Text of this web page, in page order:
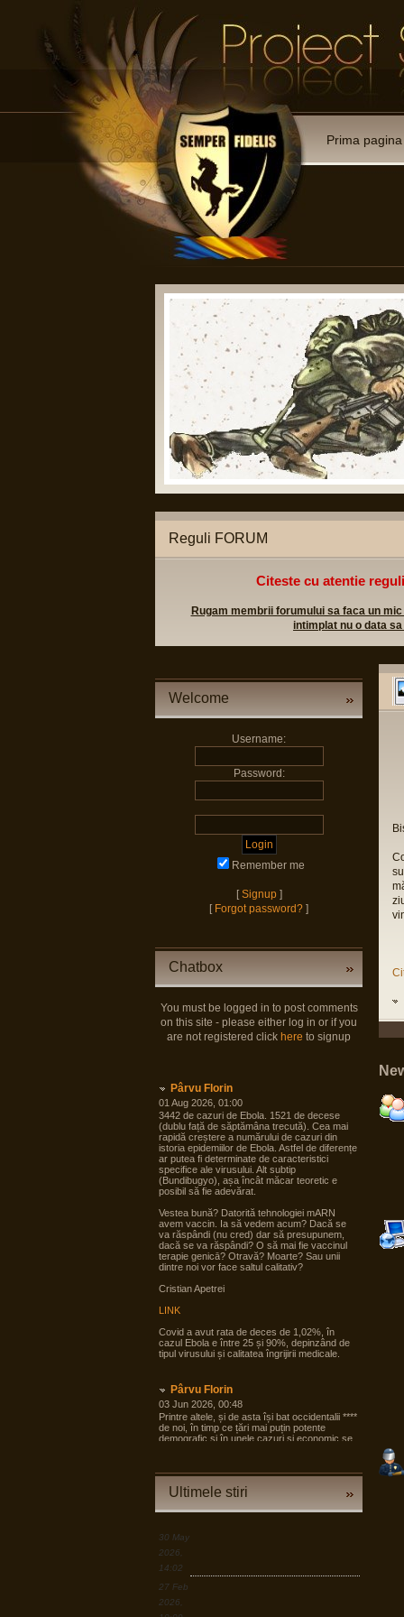
Prima pagina
Reguli FORUM
Citeste cu atentie
Rugam membrii forumului sa faca un
intimplat nu o data
Welcome
Username:
Password:
Remember me
[Signup]
[ Forgot password? ]
Chatbox
You must be logged in to post comments
on this site - please either log in or if you
are not registered click here to signup
Pârvu Florin
01 Aug 2026, 01:00
3442 de cazuri de Ebola. 1521 de decese
(dublu față de săptămâna trecută). Cea mai
rapidă creștere a numărului de cazuri din
istoria epidemiilor de Ebola. Astfel de diferențe
ar putea fi determinate de caracteristici
specifice ale virusului. Alt subtip
(Bundibugyo), așa încât măcar teoretic e
posibil să fie adevărat.
Vestea bună? Datorită tehnologiei mARN
avem vaccin. Ia să vedem acum? Dacă se
va răspândi (nu cred) dar să presupunem,
dacă se va răspândi? O să mai fie vaccinul
terapie genicā? Otravă? Moarte? Sau unii
dintre noi vor face saltul calitativ?
Cristian Apetrei
LINK
Covid a avut rata de deces de 1,02%, în
cazul Ebola e între 25 și 90%, depinzând de
tipul virusului și calitatea îngrijirii medicale.
Pârvu Florin
03 Jun 2026, 00:48
Printre altele, și de asta își bat occidentalii ****
de noi, în timp ce țări mai puțin potente
demografic și în unele cazuri și economic se
din societate, noi încă dezbatem cine e
războiul cea mai bună resursă a Europei sunt
Pârvu Florin
19 Mar 2026, 00:50
Ultimele stiri
30 May
2026,
14:02
27 Feb
2026,